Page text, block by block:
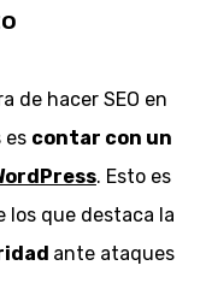
de hacer SEO en
es contar con un
. Esto es
los que destaca la
ante ataques